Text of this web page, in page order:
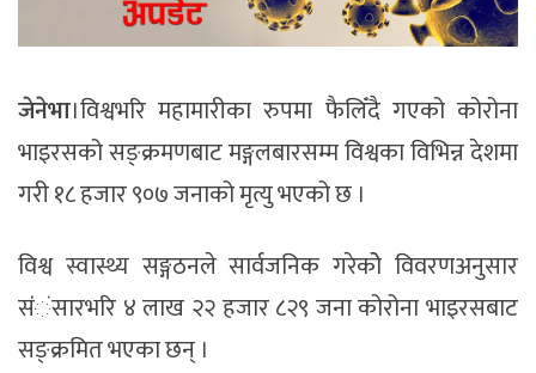
जेनेभा।विश्वभरि महामारीका रुपमा फैलिँदै गएको कोरोना
भाइरसको सङ्क्रमणबाट मङ्गलबारसम्म विश्वका विभिन्न देशमा
गरी १८ हजार ९०७ जनाको मृत्यु भएको छ ।
विश्व स्वास्थ्य सङ्गठनले सार्वजनिक गरेकोे विवरणअनुसार
संंंसारभरि ४ लाख २२ हजार ८२९ जना कोरोना भाइरसबाट
सङ्क्रमित भएका छन् ।